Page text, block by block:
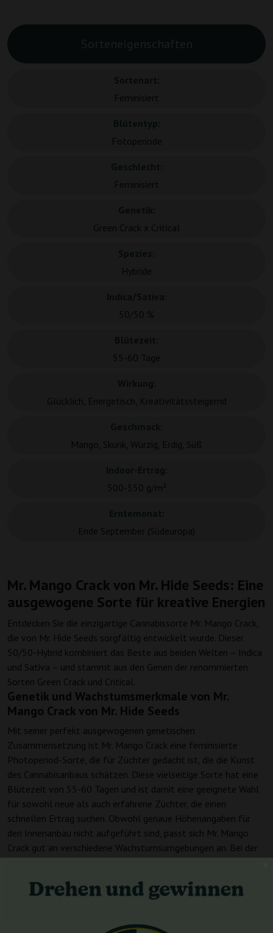
Sorteneigenschaften
Mr. Mango Crack von Mr. Hide Seeds: Eine
ausgewogene Sorte für kreative Energien
Entdecken Sie die einzigartige Cannabissorte Mr. Mango Crack,
die von Mr. Hide Seeds sorgfältig entwickelt wurde. Dieser
50/50-Hybrid kombiniert das Beste aus beiden Welten – Indica
und Sativa – und stammt aus den Genen der renommierten
Sorten Green Crack und Critical.
Genetik und Wachstumsmerkmale von Mr.
Mango Crack von Mr. Hide Seeds
Mit seiner perfekt ausgewogenen genetischen
Zusammensetzung ist Mr. Mango Crack eine feminisierte
Photoperiod-Sorte, die für Züchter gedacht ist, die die Kunst
des Cannabisanbaus schätzen. Diese vielseitige Sorte hat eine
Blütezeit von 55-60 Tagen und ist damit eine geeignete Wahl
für sowohl neue als auch erfahrene Züchter, die einen
schnellen Ertrag suchen. Obwohl genaue Höhenangaben für
den Innenanbau nicht aufgeführt sind, passt sich Mr. Mango
Crack gut an verschiedene Wachstumsumgebungen an. Bei der
Details zu THC- und CBD-Gehalt
nicht angegeben sind, wird diese Sorte für ihre Fähigkeit